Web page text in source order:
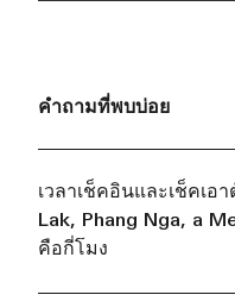
คำถามที่พบบ่อย
เวลาเช็คอินและเช็คเอ
Lak, Phang Nga, a
คือกี่โมง